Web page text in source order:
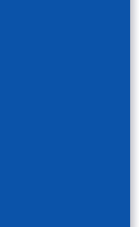
Einrichtungen